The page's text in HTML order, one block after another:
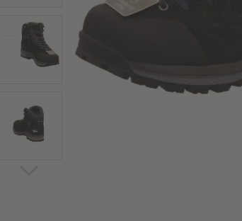
Jagdschuhe
Gummistiefel
Zwiegenähte Jagdschuhe
Socken und
Sandalen Komfort
Stiefeletten